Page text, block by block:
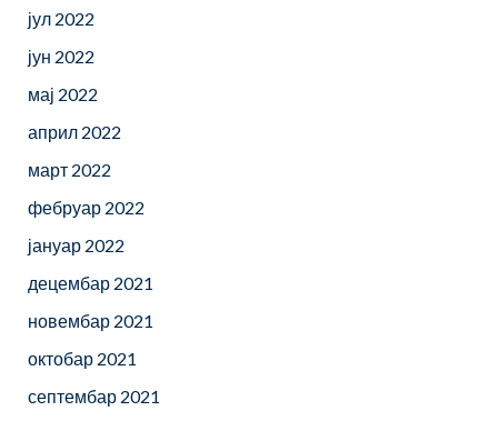
јул 2022
јун 2022
мај 2022
април 2022
март 2022
фебруар 2022
јануар 2022
децембар 2021
новембар 2021
октобар 2021
септембар 2021